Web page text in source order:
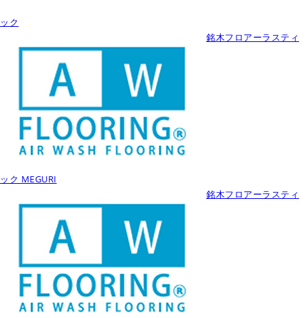
ック
銘木フロアーラスティ
ック MEGURI
銘木フロアーラスティ